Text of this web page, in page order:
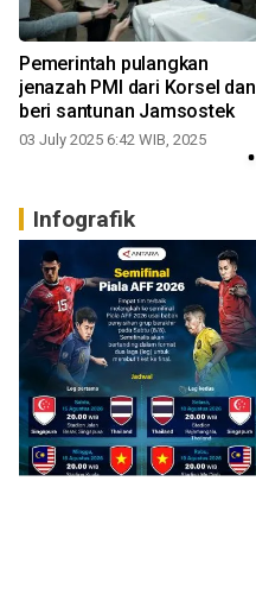
Pemerintah pulangkan
jenazah PMI dari Korsel dan
beri santunan Jamsostek
03 July 2025 6:42 WIB, 2025
Infografik